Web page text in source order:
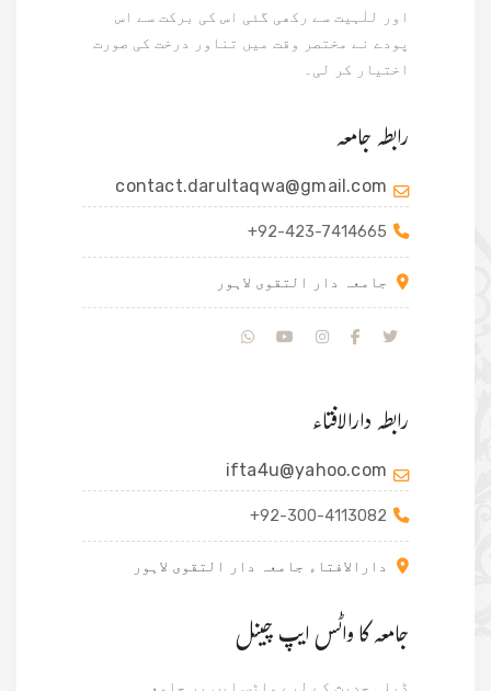
اور للٰہیت سے رکھی گئی اس کی برکت سے اس
پودے نے مختصر وقت میں تناور درخت کی صورت
اختیار کر لی۔
رابطہ جامعہ
contact.darultaqwa@gmail.com
+92-423-7414665
جامعہ دار التقوی لاہور
رابطہ دارالافتاء
ifta4u@yahoo.com
+92-300-4113082
دارالافتاء جامعہ دار التقوی لاہور
جامعہ کا واٹس ایپ چینل
ڈیلی حدیث کے لیے واٹس ایپ پر جامعہ